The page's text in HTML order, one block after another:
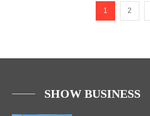
1 2
SHOW BUSINESS